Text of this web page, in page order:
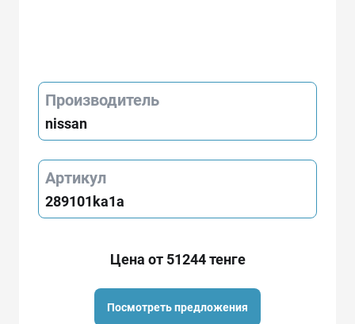
Производитель
nissan
Артикул
289101ka1a
Цена от 51244 тенге
Посмотреть предложения